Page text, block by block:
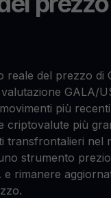
reale del prezzo di
GALA/
più
criptovalute più
transfrontalieri nel
strumento
rimanere